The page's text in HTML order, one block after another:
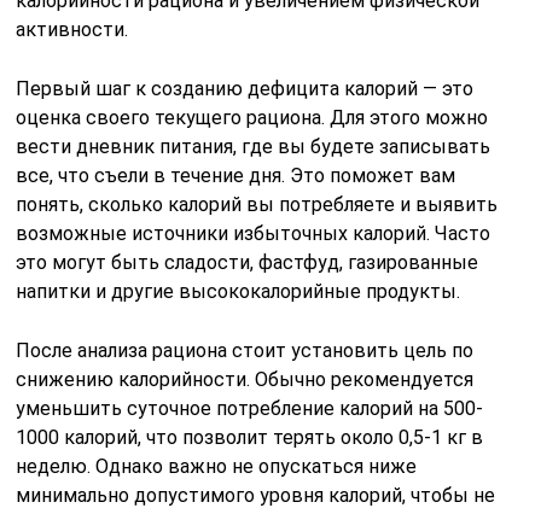
активности.
Первый шаг к созданию дефицита калорий — это
оценка своего текущего рациона. Для этого можно
вести дневник питания, где вы будете записывать
все, что съели в течение дня. Это поможет вам
понять, сколько калорий вы потребляете и выявить
возможные источники избыточных калорий. Часто
это могут быть сладости, фастфуд, газированные
напитки и другие высококалорийные продукты.
После анализа рациона стоит установить цель по
снижению калорийности. Обычно рекомендуется
уменьшить суточное потребление калорий на 500-
1000 калорий, что позволит терять около 0,5-1 кг в
неделю. Однако важно не опускаться ниже
минимально допустимого уровня калорий, чтобы не